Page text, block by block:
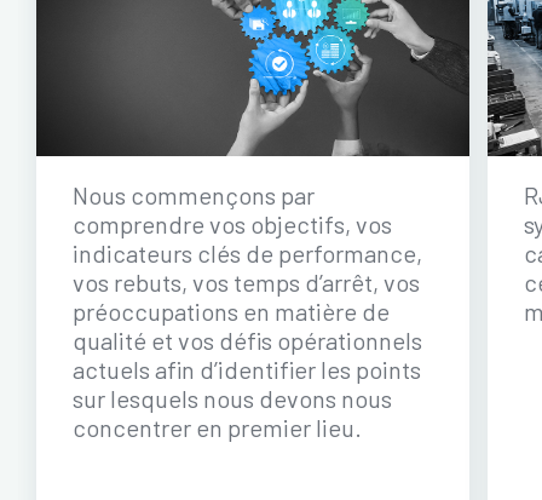
Nous commençons par
comprendre vos objectifs, vos
indicateurs clés de performance,
vos rebuts, vos temps d’arrêt, vos
préoccupations en matière de
qualité et vos défis opérationnels
actuels afin d’identifier les points
sur lesquels nous devons nous
concentrer en premier lieu.